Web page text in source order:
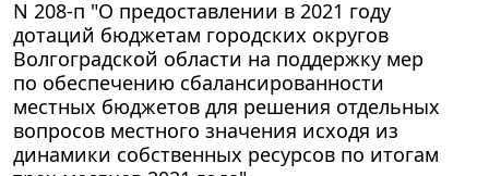
N 208-п "О предоставлении в 2021 году
дотаций бюджетам городских округов
Волгоградской области на поддержку мер
по обеспечению сбалансированности
местных бюджетов для решения отдельных
вопросов местного значения исходя из
динамики собственных ресурсов по итогам